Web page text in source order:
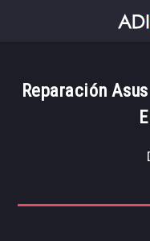
Reparación